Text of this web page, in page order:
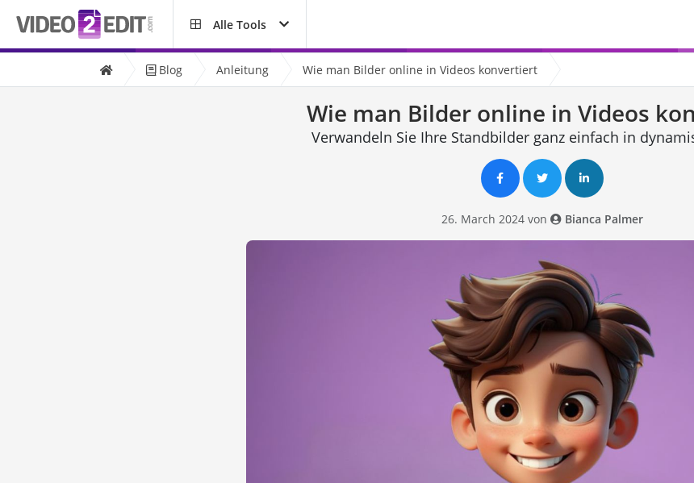
Alle Tools
Blog Anleitung Wie man Bilder online in Videos konvertiert
Wie man Bilder online in Videos
Verwandeln Sie Ihre Standbilder ganz einfach in
26. March 2024 von Bianca Palmer